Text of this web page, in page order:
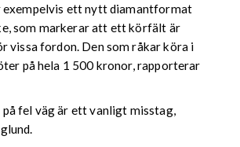
exempelvis ett nytt diamantformat
som markerar att ett körfält är
vissa fordon. Den som råkar köra i
på hela 1 500 kronor, rapporterar
fel väg är ett vanligt misstag,